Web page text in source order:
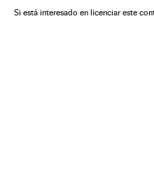
Força segurança Problemas
Si está interesado en licenciar este